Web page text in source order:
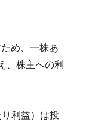
め、一株あ
、株主への利
利益）は投